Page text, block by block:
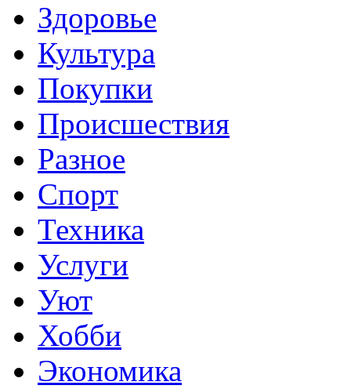
Здоровье
Культура
Покупки
Происшествия
Разное
Спорт
Техника
Услуги
Уют
Хобби
Экономика